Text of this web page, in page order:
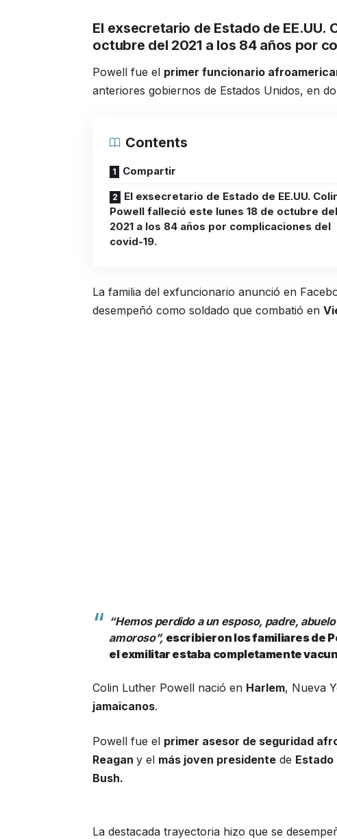
El exsecretario de Estado de EE.UU.
octubre del 2021 a los 84 años por
Powell fue el primer funcionario
anteriores gobiernos de Estados Unidos, en
Contents
Compartir
El exsecretario de Estado de EE.UU.
Powell falleció este lunes 18 de octubre del
2021 a los 84 años por complicaciones del
covid-19.
La familia del exfuncionario anunció en
desempeñó como soldado que combatió en
“Hemos perdido a un esposo, padre,
amoroso”, escribieron los familiares de
el exmilitar estaba completamente
Colin Luther Powell nació en Harlem, Nueva
jamaicanos.
Powell fue el primer asesor de seguridad
Reagany el más joven presidente de
Bush.
La destacada trayectoria hizo que se